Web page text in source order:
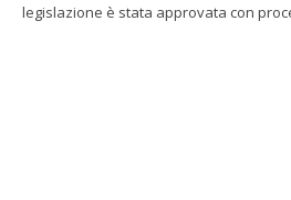
legislazione è stata approvata con